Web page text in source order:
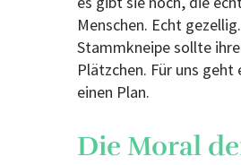
Menschen. Echt
Stammkneipe sollte
Plätzchen. Für uns geht
einen Plan.
Die Moral